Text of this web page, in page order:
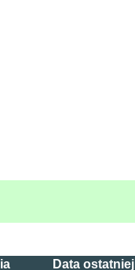
Data